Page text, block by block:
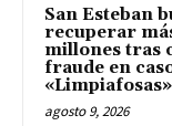
San Esteban
recuperar
millones tras
fraude en
«Limpiafosas»
agosto 9, 2026